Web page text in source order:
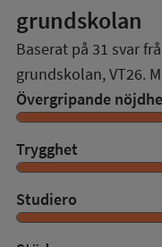
grundskolan
Baserat på 31 svar
grundskolan,VT26.
Övergripande
Trygghet
Studiero